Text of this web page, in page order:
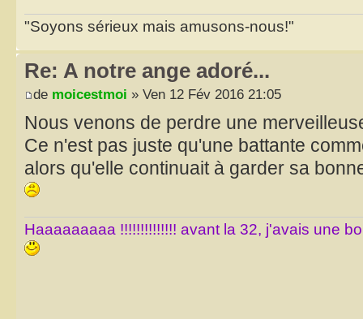
"Soyons sérieux mais amusons-nous!"
Re: A notre ange adoré...
de moicestmoi » Ven 12 Fév 2016 21:05
Nous venons de perdre une
Ce n'est pas juste qu'une battante
alors qu'elle continuait à garder sa
Haaaaaaaaa !!!!!!!!!!!!!! avant la 32, j'avais une